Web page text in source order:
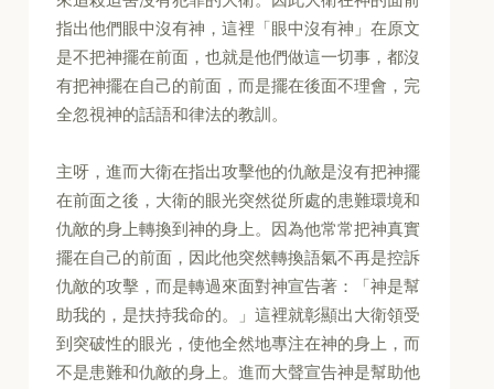
指出他們眼中沒有神，這裡「眼中沒有神」在原文
是不把神擺在前面，也就是他們做這一切事，都沒
有把神擺在自己的前面，而是擺在後面不理會，完
全忽視神的話語和律法的教訓。
主呀，進而大衛在指出攻擊他的仇敵是沒有把神擺
在前面之後，大衛的眼光突然從所處的患難環境和
仇敵的身上轉換到神的身上。因為他常常把神真實
擺在自己的前面，因此他突然轉換語氣不再是控訴
仇敵的攻擊，而是轉過來面對神宣告著：「神是幫
助我的，是扶持我命的。」這裡就彰顯出大衛領受
到突破性的眼光，使他全然地專注在神的身上，而
不是患難和仇敵的身上。進而大聲宣告神是幫助他